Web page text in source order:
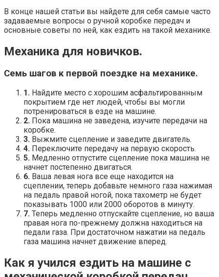
В конце нашей статьи вы найдете для себя самые часто
задаваемые вопросы о ручной коробке передач и
основные советы по ней, как ездить на такой механике.
Механика для новичков.
Семь шагов к первой поездке на механике.
1. Найдите место с хорошим асфальтированным
покрытием где нет людей, чтобы вы могли
потренироваться в езде на машине.
2. Пока машина не заведена, изучите передачи на
коробке.
3. Выжмите сцепление и заведите двигатель.
4. Переключите передачу на первую скорость.
5. Медленно отпустите сцепление пока машина не
начнет постепенно двигаться.
6. Ваша левая нога все еще находится на
сцеплении, теперь добавьте немного газа нажимая
на педаль правой ногой, пока тахометр не будет
показывать 1000 или 2000 оборотов в минуту.
7. Теперь медленно отпускайте сцепление, но ваша
правая нога по-прежнему должна находиться на
педали газа. При достаточном нажатии на педаль
газа машина начнет движение вперед.
Как я учился ездить на машине с